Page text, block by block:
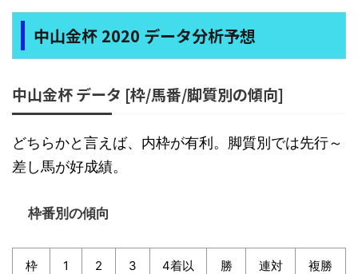
中山金杯 2020 データ分析予想
中山金杯 データ [枠/馬番/脚質別の傾向]
どちらかと言えば、内枠が有利。脚質別では先行～
差し馬が好成績。
枠番別の傾向
枠
1
2
3
4着以
勝
連対
複勝